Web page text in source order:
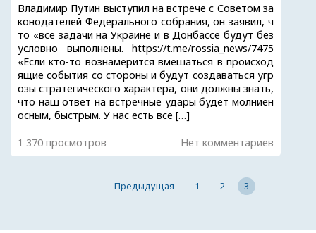
Владимир Путин выступил на встрече с Советом за
конодателей Федерального собрания, oн заявил, ч
то «все задачи на Украине и в Донбассе будут без
условно выполнены. https://t.me/rossia_news/7475
«Если кто-то вознамерится вмешаться в происход
ящие события со стороны и будут создаваться угр
озы стратегического характера, они должны знать,
что наш ответ на встречные удары будет молниен
осным, быстрым. У нас есть все […]
1 370 просмотров Нет комментариев
Предыдущая 1 2 3